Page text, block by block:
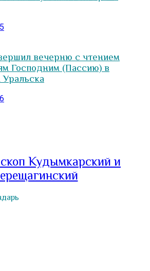
вечерню с чтением
Господним (Пассию) в
Кудымкарский и